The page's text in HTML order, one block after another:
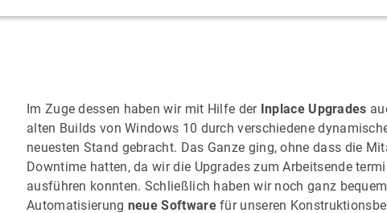
Im Zuge dessen haben wir mit Hilfe der Inplace Upgrades
alten Builds von Windows 10 durch verschiedene
neuesten Stand gebracht. Das Ganze ging, ohne dass die
Downtime hatten, da wir die Upgrades zum Arbeitsende
ausführen konnten. Schließlich haben wir noch ganz
Automatisierung neue Softwarefür unseren